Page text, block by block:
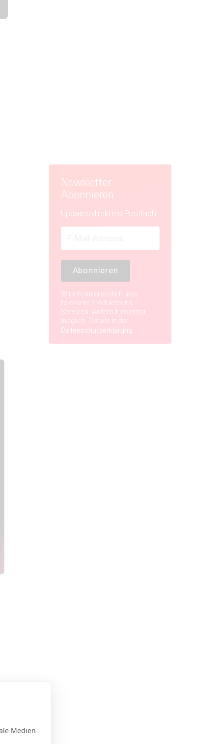
Medien
Newsletter
Abonnieren
Updates direkt ins Postfach
Wir informieren dich über
relevante Produkte und
Services. Widerruf jederzeit
möglich. Details in der
Datenschutzerklärung